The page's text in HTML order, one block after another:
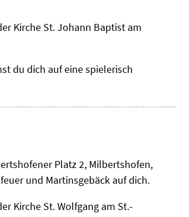
Kirche St. Johann Baptist am
du dich auf eine spielerisch
Platz 2, Milbertshofen,
und Martinsgebäck auf dich.
Kirche St. Wolfgang am St.-